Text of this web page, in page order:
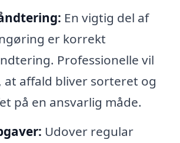
En vigtig del af
er korrekt
Professionelle vil
at affald bliver sorteret og
på en ansvarlig måde.
Udover regular